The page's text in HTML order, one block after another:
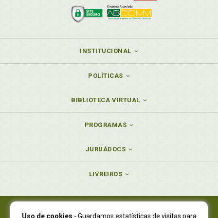
de bens jurídicos imateriais, p. 23
anos em face da autoria e da participação, p. 64
Participação. Formas de participação, p. 100
Participação. Fundamentação do injusto da
Política criminal das diretrizes internacionais de
R
INSTITUCIONAL
POLÍTICAS
BIBLIOTECA VIRTUAL
PROGRAMAS
JURUÁDOCS
LIVREIROS
Uso de cookies - Guardamos estatísticas de visitas para